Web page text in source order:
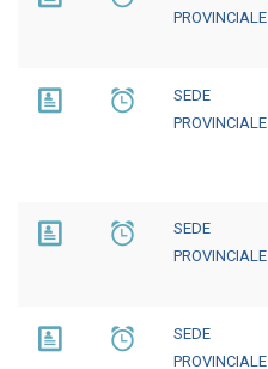
PROVINCIALE
SEDE
PROVINCIALE
SEDE
PROVINCIALE
SEDE
PROVINCIALE